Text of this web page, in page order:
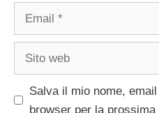
Salva il mio nome,
browser per la